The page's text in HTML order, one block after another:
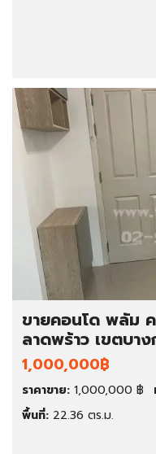
ขายคอนโด พลัม
ลาดพร้าว เขตบา
1,000,000฿
ราคาขาย: 1,000,000 ฿
พื้นที่: 22.36 ตร.ม.